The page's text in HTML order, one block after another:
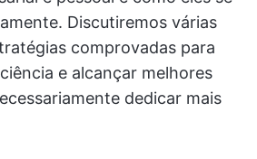
Discutiremos várias
comprovadas para
e alcançar melhores
dedicar mais